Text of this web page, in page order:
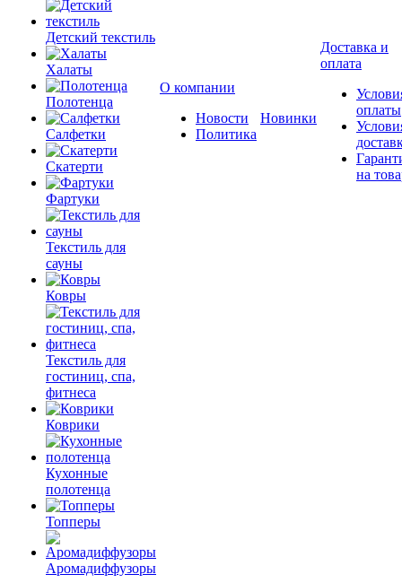
Детский текстиль
Халаты
Полотенца
Салфетки
Скатерти
Фартуки
Текстиль для
сауны
Ковры
Текстиль для
гостиниц, спа,
фитнеса
Коврики
Кухонные
полотенца
Топперы
Аромадиффузоры
О компании
Новости
Политика
Новинки
Доставка и
оплата
оплаты
на